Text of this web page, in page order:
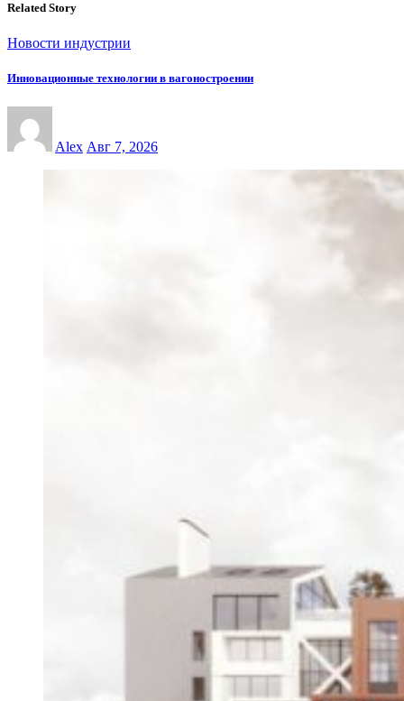
Related Story
Новости индустрии
Инновационные технологии в вагоностроении
Alex Авг 7, 2026